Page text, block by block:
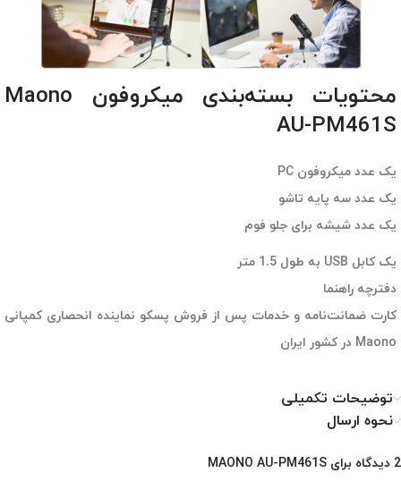
محتویات بسته‌بندی میکروفون Maono
AU-PM461S
یک عدد میکروفون PC
یک عدد سه پایه تاشو
یک عدد شیشه برای جلو فوم
یک کابل USB به طول 1.5 متر
دفترچه راهنما
کارت ضمانت‌نامه و خدمات پس از فروش پسکو نماینده انحصاری کمپانی
Maono در کشور ایران
توضیحات تکمیلی
نحوه ارسال
2 دیدگاه برای MAONO AU-PM461S